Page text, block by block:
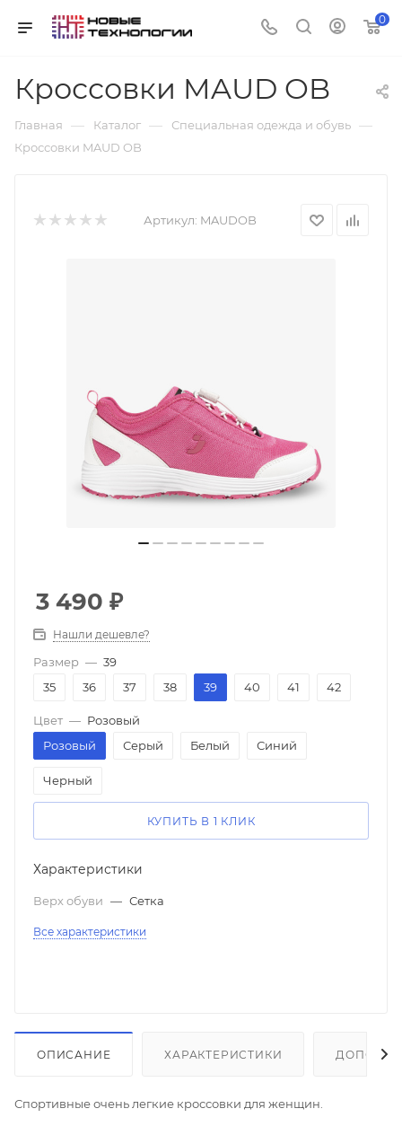
0
Кроссовки MAUD OB
Главная — Каталог — Специальная одежда и обувь —
Кроссовки MAUD OB
Артикул: MAUDOB
3 490 ₽
Нашли дешевле?
Размер — 39
35
36 37 38 39 40 41 42
Цвет — Розовый
Розовый
Серый Белый Синий
Черный
КУПИТЬ В 1 КЛИК
Характеристики
Верх обуви — Сетка
Все характеристики
ОПИСАНИЕ ХАРАКТЕРИСТИКИ
Спортивные очень легкие кроссовки для женщин.